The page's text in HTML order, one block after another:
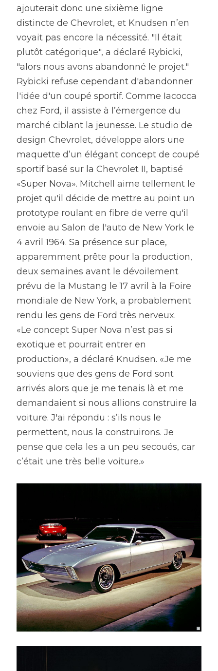
ajouterait donc une sixième ligne
distincte de Chevrolet, et Knudsen n’en
voyait pas encore la nécessité. "Il était
plutôt catégorique", a déclaré Rybicki,
"alors nous avons abandonné le projet."
Rybicki refuse cependant d'abandonner
l'idée d'un coupé sportif. Comme Iacocca
chez Ford, il assiste à l’émergence du
marché ciblant la jeunesse. Le studio de
design Chevrolet, développe alors une
maquette d’un élégant concept de coupé
sportif basé sur la Chevrolet II, baptisé
«Super Nova». Mitchell aime tellement le
projet qu'il décide de mettre au point un
prototype roulant en fibre de verre qu'il
envoie au Salon de l'auto de New York le
4 avril 1964. Sa présence sur place,
apparemment prête pour la production,
deux semaines avant le dévoilement
prévu de la Mustang le 17 avril à la Foire
mondiale de New York, a probablement
rendu les gens de Ford très nerveux.
«Le concept Super Nova n’est pas si
exotique et pourrait entrer en
production», a déclaré Knudsen. «Je me
souviens que des gens de Ford sont
arrivés alors que je me tenais là et me
demandaient si nous allions construire la
voiture. J'ai répondu : s’ils nous le
permettent, nous la construirons. Je
pense que cela les a un peu secoués, car
c’était une très belle voiture.»